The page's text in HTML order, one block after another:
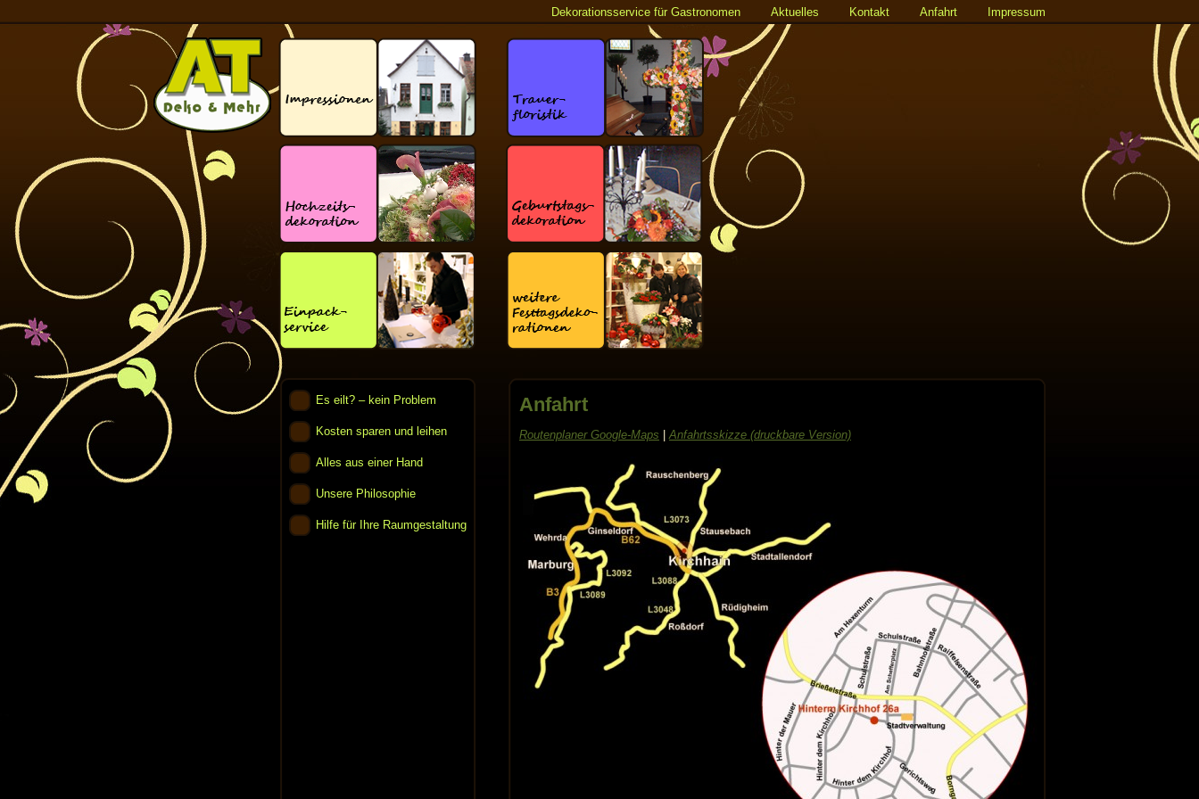
Dekorationsservice für Gastronomen Aktuelles Kontakt Anfahrt Impressum
Es eilt? – kein Problem
Kosten sparen und leihen
Alles aus einer Hand
Unsere Philosophie
Hilfe für Ihre Raumgestaltung
Anfahrt
Routenplaner Google-Maps |Anfahrtsskizze (druckbare Version)